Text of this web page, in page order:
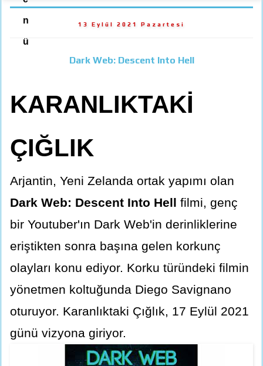
n
ü
13 Eylül 2021 Pazartesi
Dark Web: Descent Into Hell
KARANLIKTAKİ
ÇIĞLIK
Arjantin, Yeni Zelanda ortak yapımı olan
Dark Web: Descent Into Hell filmi, genç
bir Youtuber'ın Dark Web'in derinliklerine
eriştikten sonra başına gelen korkunç
olayları konu ediyor. Korku türündeki filmin
yönetmen koltuğunda Diego Savignano
oturuyor. Karanlıktaki Çığlık, 17 Eylül 2021
günü vizyona giriyor.